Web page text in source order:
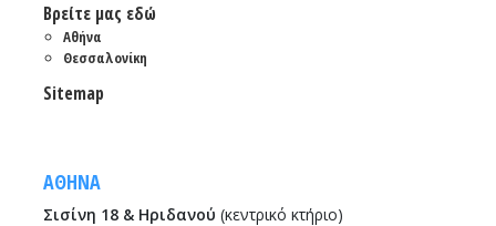
Βρείτε μας εδώ
Αθήνα
Θεσσαλονίκη
Sitemap
ΑΘΗΝΑ
Σισίνη 18 & Ηριδανού (κεντρικό κτήριο)